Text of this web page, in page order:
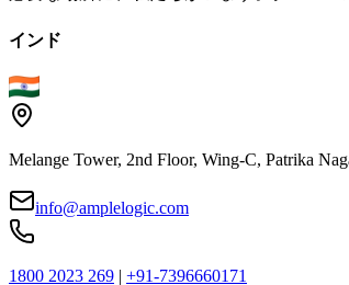
インド
Melange Tower, 2nd Floor, Wing-C, Patrika
info@amplelogic.com
1800 2023 269 | +91-7396660171